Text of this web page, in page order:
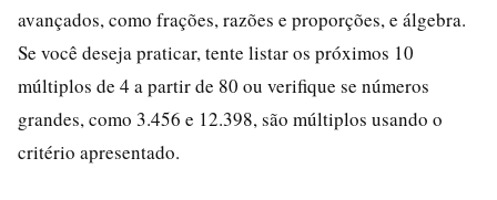
avançados, como frações, razões e proporções, e álgebra.
Se você deseja praticar, tente listar os próximos 10
múltiplos de 4 a partir de 80 ou verifique se números
grandes, como 3.456 e 12.398, são múltiplos usando o
critério apresentado.